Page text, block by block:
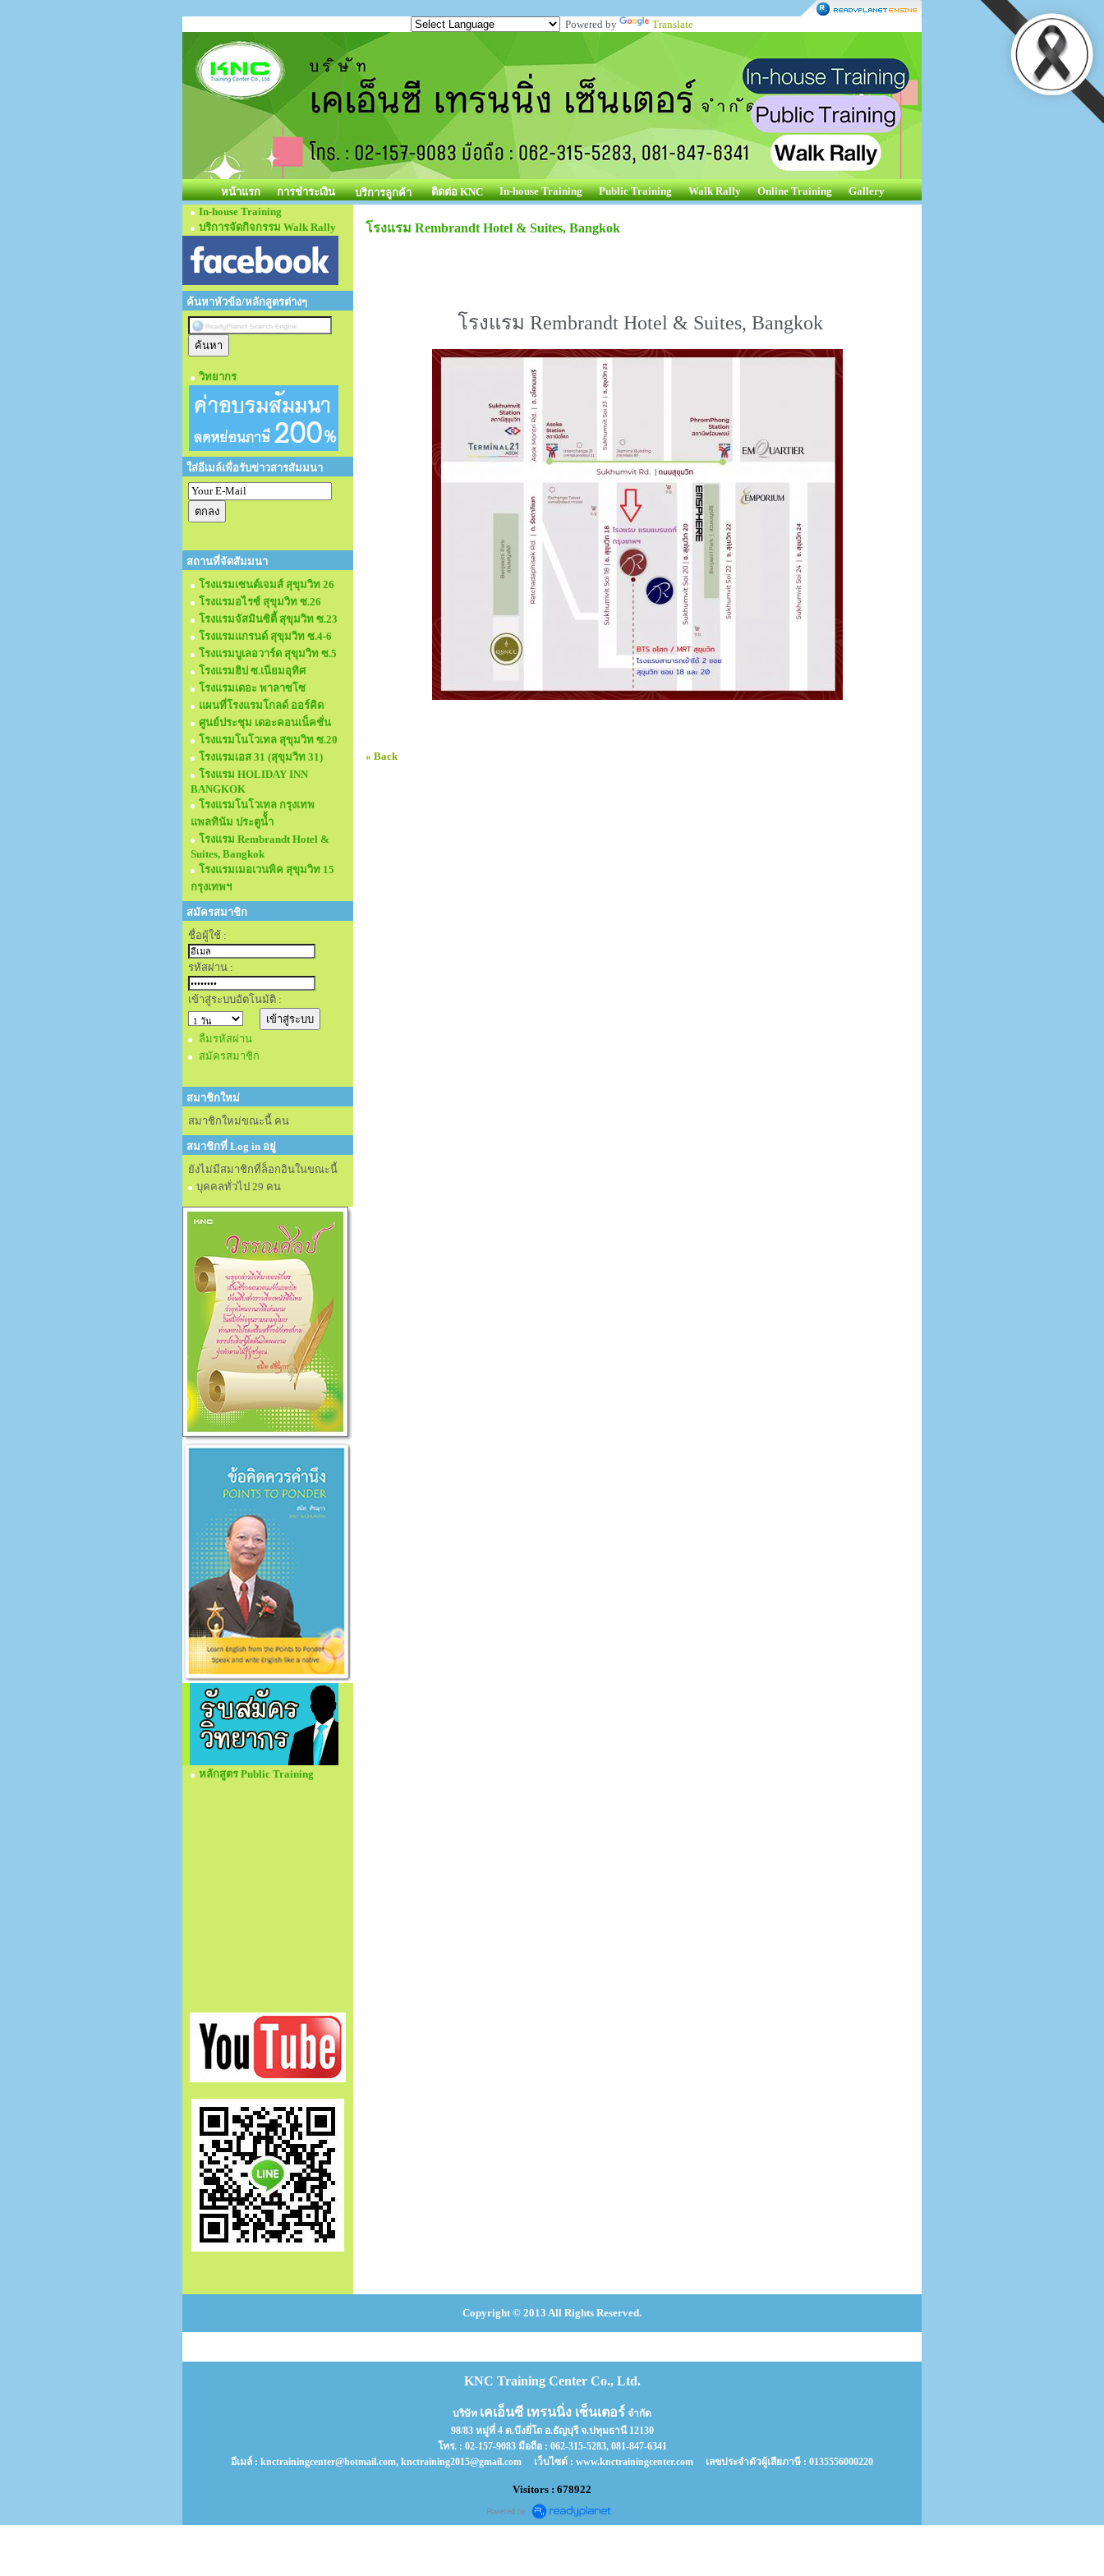
Powered by Translate
หน้าแรก การชำระเงิน บริการลูกค้า ติดต่อ KNC In-house Training Public Training Walk Rally Online Training
Gallery
In-house Training
บริการจัดกิจกรรม Walk Rally
ค้นหาหัวข้อ/หลักสูตรต่างๆ
วิทยากร
ใส่อีเมล์เพื่อรับข่าวสารสัมมนา
สถานที่จัดสัมมนา
โรงแรมเซนต์เจมส์ สุขุมวิท 26
โรงแรมอไรซ์ สุขุมวิท ซ.26
โรงแรมจัสมินซิตี้ สุขุมวิท ซ.23
โรงแรมแกรนด์ สุขุมวิท ซ.4-6
โรงแรมบูเลอวาร์ด สุขุมวิท ซ.5
โรงแรมฮิป ซ.เนียมอุทิศ
โรงแรมเดอะ พาลาซโซ
แผนที่โรงแรมโกลด์ ออร์คิด
ศูนย์ประชุม เดอะคอนเน็คชั่น
โรงแรมโนโวเทล สุขุมวิท ซ.20
โรงแรมเอส 31 (สุขุมวิท 31)
โรงแรม HOLIDAY INN
BANGKOK
โรงแรมโนโวเทล กรุงเทพ
แพลทินัม ประตูนั้ำ
โรงแรม Rembrandt Hotel &
Suites, Bangkok
โรงแรมเมอเวนพิค สุขุมวิท 15
กรุงเทพฯ
สมัครสมาชิก
ชื่อผู้ใช้ :
รหัสผ่าน :
เข้าสู่ระบบอัตโนมัติ :
ลืมรหัสผ่าน
สมัครสมาชิก
สมาชิกใหม่
สมาชิกใหม่ขณะนี้ คน
สมาชิกที่ Log in อยู่
ยังไม่มีสมาชิกที่ล็อกอินในขณะนี้
บุคคลทั่วไป 29 คน
หลักสูตร Public Training
โรงแรม Rembrandt Hotel & Suites, Bangkok
โรงแรม Rembrandt Hotel & Suites, Bangkok
« Back
Copyright © 2013 All Rights Reserved.
KNC Training Center Co., Ltd.
บริษัท เคเอ็นซี เทรนนิ่ง เซ็นเตอร์ จำกัด
98/83 หมู่ที่ 4 ต.บึงยี่โถ อ.ธัญบุรี จ.ปทุมธานี 12130
โทร. : 02-157-9083 มือถือ : 062-315-5283, 081-847-6341
อีเมล์ : knctrainingcenter@hotmail.com, knctraining2015@gmail.com เว็บไซต์ : www.knctrainingcenter.com เลขประจำตัวผู้เสียภาษี : 0135556000220
Visitors : 678922